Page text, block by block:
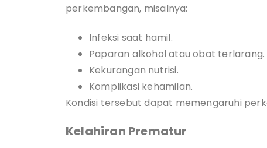
perkembangan, misalnya:
Infeksi saat hamil.
Paparan alkohol atau obat terlarang.
Kekurangan nutrisi.
Komplikasi kehamilan.
Kondisi tersebut dapat memengaruhi
Kelahiran Prematur